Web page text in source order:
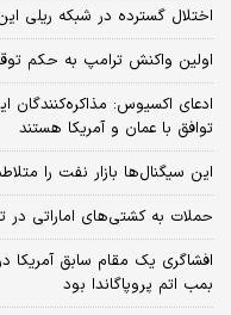
اختلال گسترده در شبکه ریلی
اولین واکنش ترامپ به حکم
ادعای اکسیوس: مذاکره‌کنندگان
توافق با عمان و آمریکا هستند
این سیگنال‌ها بازار نفت را
حملات به کشتی‌های اماراتی در
افشاگری یک مقام سابق آمریکا
بمب اتم پروپاگاندا بود